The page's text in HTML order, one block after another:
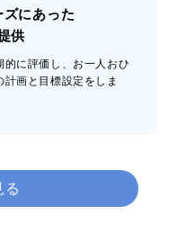
にあった
供
に評価し、お一人おひ
画と目標設定をしま
る